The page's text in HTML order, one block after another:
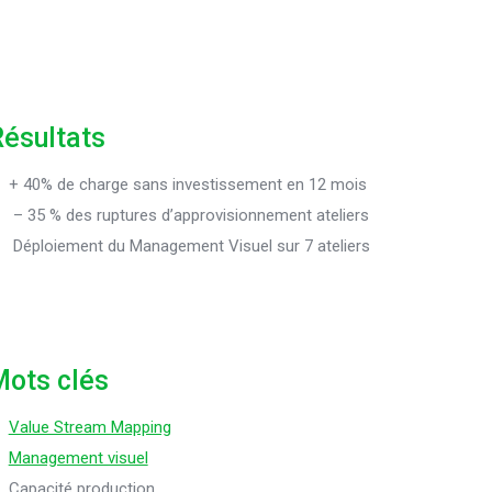
+ 40% de charge sans investissement en 12 mois
– 35 % des ruptures d’approvisionnement ateliers
Déploiement du Management Visuel sur 7 ateliers
clés
Value Stream Mapping
Management visuel